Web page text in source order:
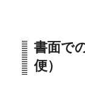
書面で
便）